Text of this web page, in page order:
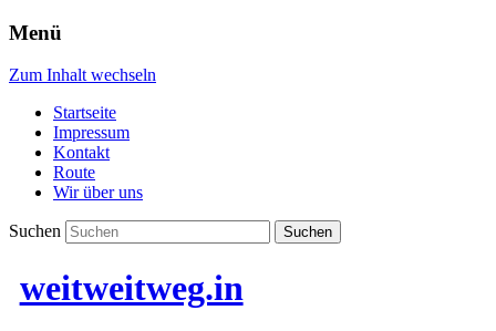
Menü
Zum Inhalt wechseln
Startseite
Impressum
Kontakt
Route
Wir über uns
Suchen
weitweitweg.in